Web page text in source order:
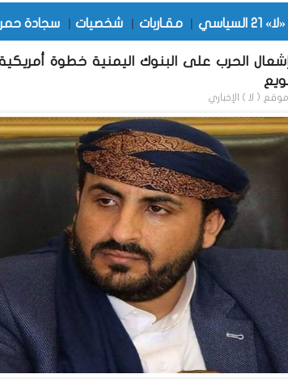
«لا» 21 السياسي | مقـاربات | شخصيات | سجادة
الحرب على البنوك اليمنية خطوة
موقع ( لا ) الإخباري